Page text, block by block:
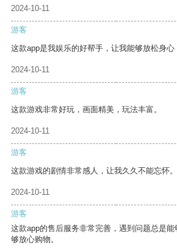
2024-10-11
游客
这款app是我娱乐的好帮手，让我能够放松身心
2024-10-11
游客
这款游戏非常好玩，画面精美，玩法丰富。
2024-10-11
游客
这款游戏的剧情非常感人，让我久久不能忘怀。
2024-10-11
游客
这款app的售后服务非常完善，遇到问题总是
够放心购物。